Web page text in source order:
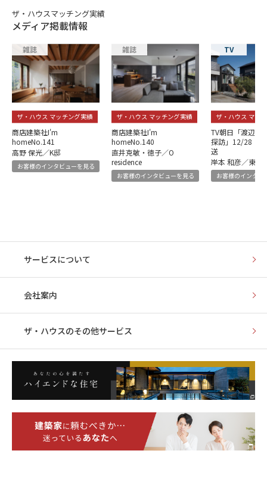
ザ・ハウスマッチング実績
メディア掲載情報
雑誌
ザ・ハウス マッチング実績
商店建築社I'm
homeNo.141
高野 保光／K邸
お客様のインタビューを見る
雑誌
ザ・ハウス マッチング実績
商店建築社I'm
homeNo.140
直井克敏・徳子／O
residence
お客様のインタビューを見る
TV
ザ・ハウス マッ
TV朝日「渡辺篤
探訪」12/28（
送
岸本 和彦／東京
お客様のインタビ
サービスについて
会社案内
ザ・ハウスのその他サービス